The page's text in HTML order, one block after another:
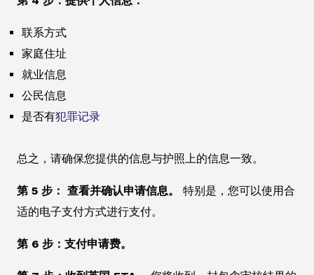
联系方式
家庭住址
就业信息
公民信息
是否有犯罪记录
总之，请确保您提供的信息与护照上的信息一致。
第 5 步： 查看并确认申请信息。
特别是，您可以使用合
适的电子支付方式进行支付。
第 6 步：支付申请费。